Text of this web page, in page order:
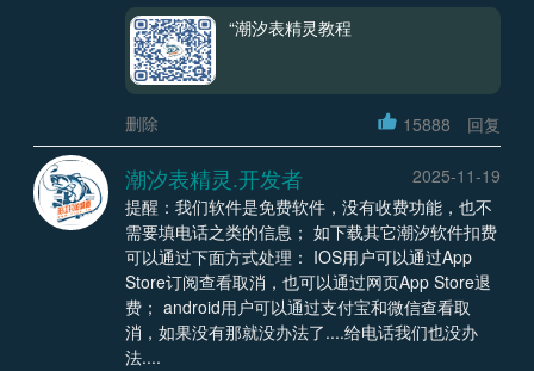
“潮汐表精灵教程
删除 15888 回复
潮汐表精灵.开发者
2025-11-19
提醒：我们软件是免费软件，没有收费功能，也不
需要填电话之类的信息； 如下载其它潮汐软件扣费
可以通过下面方式处理： IOS用户可以通过App
Store订阅查看取消，也可以通过网页App Store退
费； android用户可以通过支付宝和微信查看取
消，如果没有那就没办法了....给电话我们也没办
法....